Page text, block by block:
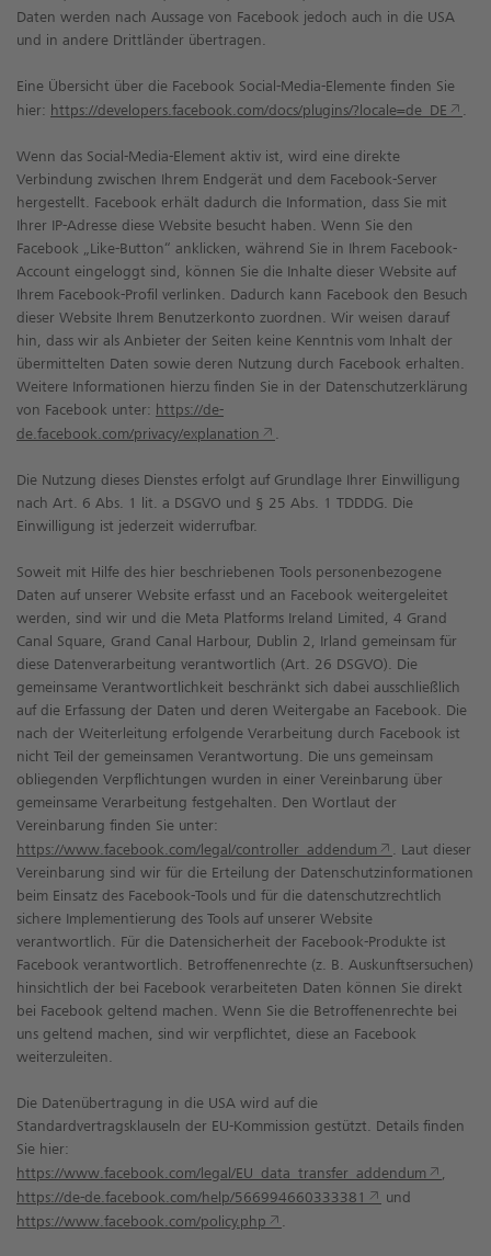
Daten werden nach Aussage von Facebook jedoch auch in die USA
und in andere Drittländer übertragen.
Eine Übersicht über die Facebook Social-Media-Elemente finden Sie
hier: https://developers.facebook.com/docs/plugins/?locale=de_DE
Wenn das Social-Media-Element aktiv ist, wird eine direkte
Verbindung zwischen Ihrem Endgerät und dem Facebook-Server
hergestellt. Facebook erhält dadurch die Information, dass Sie mit
Ihrer IP-Adresse diese Website besucht haben. Wenn Sie den
Facebook „Like-Button“ anklicken, während Sie in Ihrem Facebook-
Account eingeloggt sind, können Sie die Inhalte dieser Website auf
Ihrem Facebook-Profil verlinken. Dadurch kann Facebook den Besuch
dieser Website Ihrem Benutzerkonto zuordnen. Wir weisen darauf
hin, dass wir als Anbieter der Seiten keine Kenntnis vom Inhalt der
übermittelten Daten sowie deren Nutzung durch Facebook erhalten.
Weitere Informationen hierzu finden Sie in der Datenschutzerklärung
von Facebook unter: https://de-
de.facebook.com/privacy/explanation
Die Nutzung dieses Dienstes erfolgt auf Grundlage Ihrer Einwilligung
nach Art. 6 Abs. 1 lit. a DSGVO und § 25 Abs. 1 TDDDG. Die
Einwilligung ist jederzeit widerrufbar.
Soweit mit Hilfe des hier beschriebenen Tools personenbezogene
Daten auf unserer Website erfasst und an Facebook weitergeleitet
werden, sind wir und die Meta Platforms Ireland Limited, 4 Grand
Canal Square, Grand Canal Harbour, Dublin 2, Irland gemeinsam für
diese Datenverarbeitung verantwortlich (Art. 26 DSGVO). Die
gemeinsame Verantwortlichkeit beschränkt sich dabei ausschließlich
auf die Erfassung der Daten und deren Weitergabe an Facebook. Die
nach der Weiterleitung erfolgende Verarbeitung durch Facebook ist
nicht Teil der gemeinsamen Verantwortung. Die uns gemeinsam
obliegenden Verpflichtungen wurden in einer Vereinbarung über
gemeinsame Verarbeitung festgehalten. Den Wortlaut der
Vereinbarung finden Sie unter:
https://www.facebook.com/legal/controller_addendum
. Laut dieser
Vereinbarung sind wir für die Erteilung der Datenschutzinformationen
beim Einsatz des Facebook-Tools und für die datenschutzrechtlich
sichere Implementierung des Tools auf unserer Website
verantwortlich. Für die Datensicherheit der Facebook-Produkte ist
Facebook verantwortlich. Betroffenenrechte (z. B. Auskunftsersuchen)
hinsichtlich der bei Facebook verarbeiteten Daten können Sie direkt
bei Facebook geltend machen. Wenn Sie die Betroffenenrechte bei
uns geltend machen, sind wir verpflichtet, diese an Facebook
weiterzuleiten.
Die Datenübertragung in die USA wird auf die
Standardvertragsklauseln der EU-Kommission gestützt. Details finden
Sie hier:
https://www.facebook.com/legal/EU_data_transfer_addendum
https://de-de.facebook.com/help/566994660333381
und
https://www.facebook.com/policy.php